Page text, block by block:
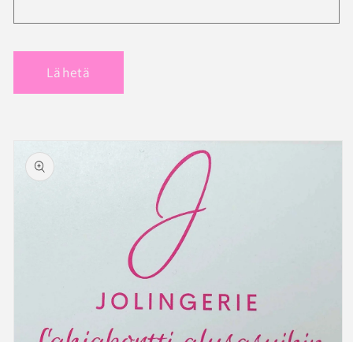
Lähetä
Siirry
tuotetietoihin